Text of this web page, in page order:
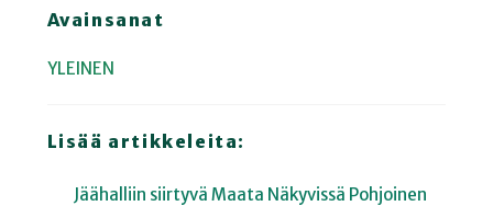
Avainsanat
YLEINEN
Lisää artikkeleita:
Jäähalliin siirtyvä Maata Näkyvissä Pohjoinen